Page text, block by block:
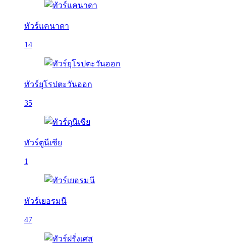
ทัวร์แคนาดา
14
ทัวร์ยุโรปตะวันออก
35
ทัวร์ตูนีเซีย
1
ทัวร์เยอรมนี
47